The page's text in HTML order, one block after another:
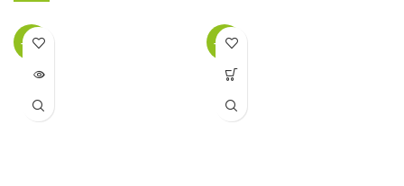
-47%
LIPSĂ
-38%